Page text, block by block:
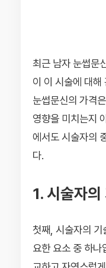
최근 남자 눈썹문
이 이 시술에 대해
눈썹문신의 가격
영향을 미치는지
에서도 시술자의
다.
1. 시술자의
첫째, 시술자의 기
요한 요소 중 하나